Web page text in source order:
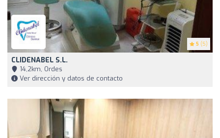
5 (5)
CLIDENABEL S.L.
14,2km, Ordes
Ver dirección y datos de contacto